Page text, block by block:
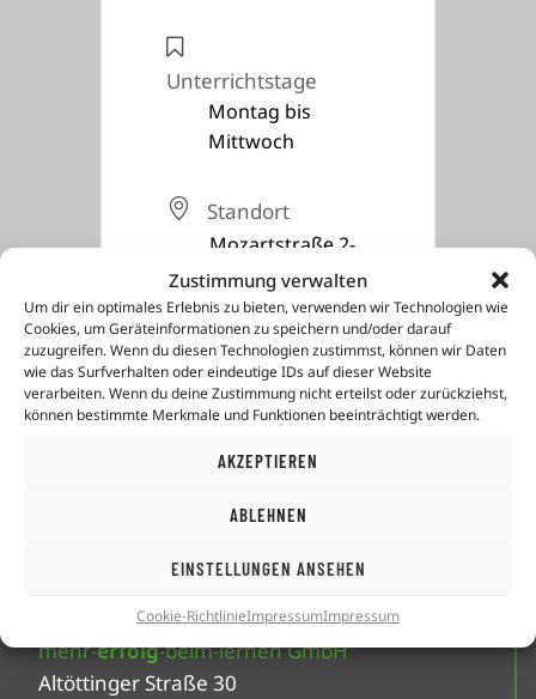
Zustimmung verwalten
Um dir ein optimales Erlebnis zu bieten, verwenden wir Technologien wie
Cookies, um Geräteinformationen zu speichern und/oder darauf
zuzugreifen. Wenn du diesen Technologien zustimmst, können wir Daten
wie das Surfverhalten oder eindeutige IDs auf dieser Website
verarbeiten. Wenn du deine Zustimmung nicht erteilst oder zurückziehst,
können bestimmte Merkmale und Funktionen beeinträchtigt werden.
AKZEPTIEREN
ABLEHNEN
EINSTELLUNGEN ANSEHEN
Cookie-RichtlinieImpressumImpressum
Unterrichtstage
Montag bis
Mittwoch
Standort
Mozartstraße 2-
Burgkirchen
mehr-erfolg-beim-lernen GmbH
Altöttinger Straße 30